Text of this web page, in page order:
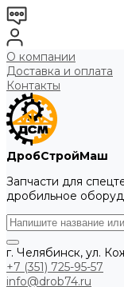
О компании
Доставка и оплата
Контакты
ДробСтройМаш
Запчасти для
дробильное
г. Челябинск, ул.
+7 (351) 725-95-57
info@drob74.ru